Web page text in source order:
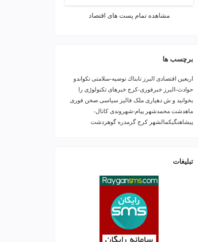
مشاهده تمام پست های اقتصاد
برچسب ها
اربعین اقتصادی البرز تابناك توصیه-سلامتی تکواندو
حوادث-البرز خبرفوری-کرج خبرهای تکنولوڑی را
بخوانید و ش دهیاری ملک فالیز سیاسی صحن فوری
ماهدشت محمدشهر پیام-شهروندی کانال-
پیشاهنگیکمالشهر کرج گرمدره گوهردشت
تبلیغات